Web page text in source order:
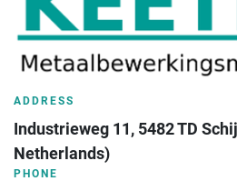
ADDRESS
Industrieweg 11, 5482 TD
Netherlands)
PHONE